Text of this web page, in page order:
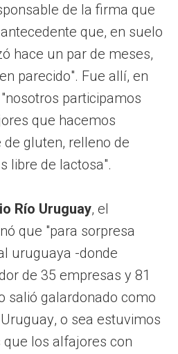
de la firma que
que, en suelo
hace un par de meses,
parecido". Fue allí, en
participamos
que hacemos
gluten, relleno de
libre de lactosa".
Río Uruguay, el
que "para sorpresa
uruguaya -donde
de 35 empresas y 81
salió galardonado como
o sea estuvimos
los alfajores con